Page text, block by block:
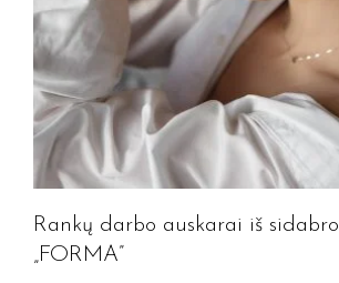
Rankų darbo auskarai iš sidabro
„FORMA”